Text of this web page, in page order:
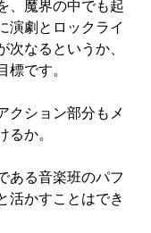
、魔界の中でも起
演劇とロックライ
なるというか、
です。
クション部分もメ
か。
ある音楽班のパフ
活かすことはでき